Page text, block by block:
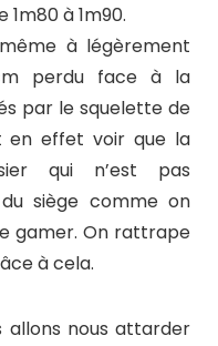
à 1m90.
à légèrement
perdu face à la
par le squelette de
en effet voir que la
qui n’est pas
siège comme on
gamer. On rattrape
à cela.
allons nous attarder